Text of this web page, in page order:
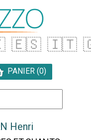
🇪🇸 🇮🇹
PANIER (0)
Henri